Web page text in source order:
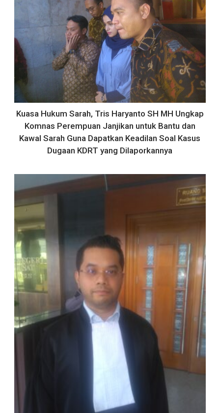
Kuasa Hukum Sarah, Tris Haryanto SH MH Ungkap
Komnas Perempuan Janjikan untuk Bantu dan
Kawal Sarah Guna Dapatkan Keadilan Soal Kasus
Dugaan KDRT yang Dilaporkannya